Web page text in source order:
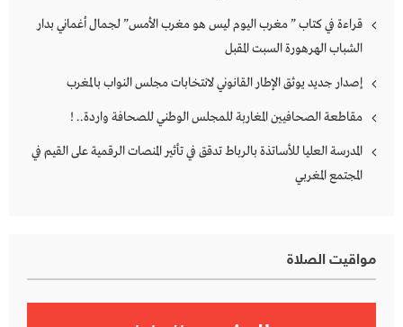
قراءة في كتاب ” مغرب اليوم ليس هو مغرب الأمس” لجمال أغماني بدار
الشباب الهرهورة السبت المقبل
إصدار جديد يوثق الإطار القانوني لانتخابات مجلس النواب بالمغرب
مقاطعة الصحافيين المغاربة للمجلس الوطني للصحافة واردة.. !
المدرسة العليا للأساتذة بالرباط تدقق في تأثير المنصات الرقمية على القيم في
المجتمع المغربي
مواقيت الصلاة